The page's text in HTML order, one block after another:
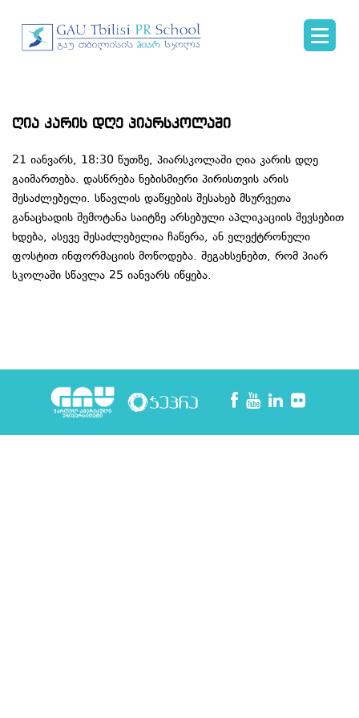
ღია კარის დღე პიარსკოლაში
21 იანვარს, 18:30 წუთზე, პიარსკოლაში ღია კარის დღე
გაიმართება. დასწრება ნებისმიერი პირისთვის არის
შესაძლებელი. სწავლის დაწყების შესახებ მსურვეთა
განაცხადის შემოტანა საიტზე არსებული აპლიკაციის შევსებით
ხდება, ასევე შესაძლებელია ჩაწერა, ან ელექტრონული
ფოსტით ინფორმაციის მოწოდება. შეგახსენებთ, რომ პიარ
სკოლაში სწავლა 25 იანვარს იწყება.